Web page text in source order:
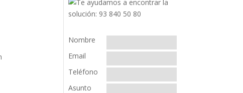
Nombre
Email
Teléfono
Asunto